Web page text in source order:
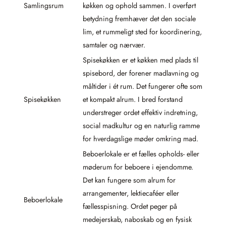
Samlingsrum
køkken og ophold sammen. I overført
betydning fremhæver det den sociale
lim, et rummeligt sted for koordinering,
samtaler og nærvær.
Spisekøkken
Spisekøkken er et køkken med plads til
spisebord, der forener madlavning og
måltider i ét rum. Det fungerer ofte som
et kompakt alrum. I bred forstand
understreger ordet effektiv indretning,
social madkultur og en naturlig ramme
for hverdagslige møder omkring mad.
Beboerlokale
Beboerlokale er et fælles opholds- eller
møderum for beboere i ejendomme.
Det kan fungere som alrum for
arrangementer, lektiecaféer eller
fællesspisning. Ordet peger på
medejerskab, naboskab og en fysisk